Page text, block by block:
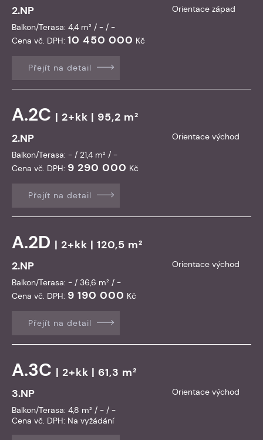
2.NP
Orientace západ
Balkon/Terasa: 4,4 m² / - / -
Cena vč. DPH: 10 450 000 Kč
Přejít na detail
A.2C | 2+kk | 95,2 m²
2.NP
Orientace východ
Balkon/Terasa: - / 21,4 m² / -
Cena vč. DPH: 9 290 000 Kč
Přejít na detail
A.2D | 2+kk | 120,5 m²
2.NP
Orientace východ
Balkon/Terasa: - / 36,6 m² / -
Cena vč. DPH: 9 190 000 Kč
Přejít na detail
A.3C | 2+kk | 61,3 m²
3.NP
Orientace východ
Balkon/Terasa: 4,8 m² / - / -
Cena vč. DPH: Na vyžádání